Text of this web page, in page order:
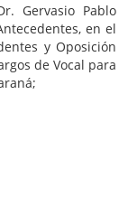
Gervasio Pablo
en el
y Oposición
de Vocal para